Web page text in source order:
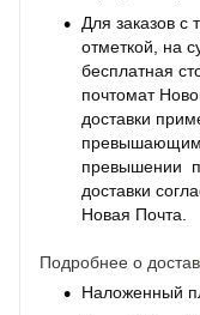
Для заказов с
отметкой, на
бесплатная
почтомат
доставки
превышающим
превышении
доставки
Новая Почта.
Подробнее о
Наложенный